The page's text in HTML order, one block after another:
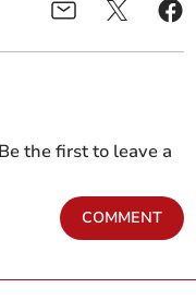
the first to leave a
COMMENT